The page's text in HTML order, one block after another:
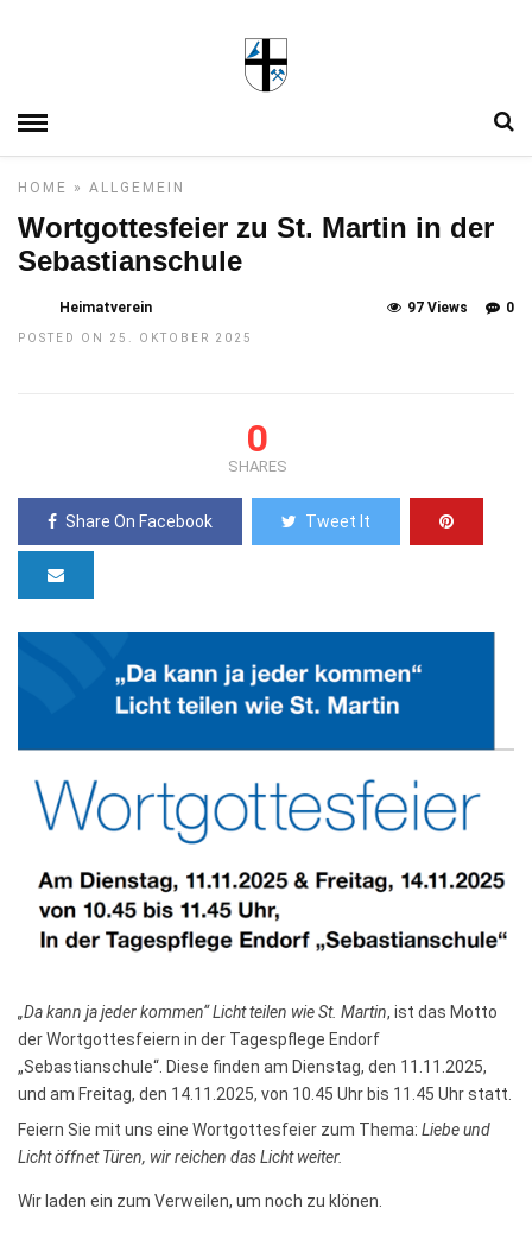
HOME » ALLGEMEIN
Wortgottesfeier zu St. Martin in der
Sebastianschule
Heimatverein
POSTED ON 25. OKTOBER 2025
0
97 Views
0
SHARES
Share On Facebook Tweet It
„Da kann ja jeder kommen“ Licht teilen wie St. Martin, ist das Motto
der Wortgottesfeiern in der Tagespflege Endorf
„Sebastianschule“. Diese finden am Dienstag, den 11.11.2025,
und am Freitag, den 14.11.2025, von 10.45 Uhr bis 11.45 Uhr statt.
Feiern Sie mit uns eine Wortgottesfeier zum Thema: Liebe und
Licht öffnet Türen, wir reichen das Licht weiter.
Wir laden ein zum Verweilen, um noch zu klönen.